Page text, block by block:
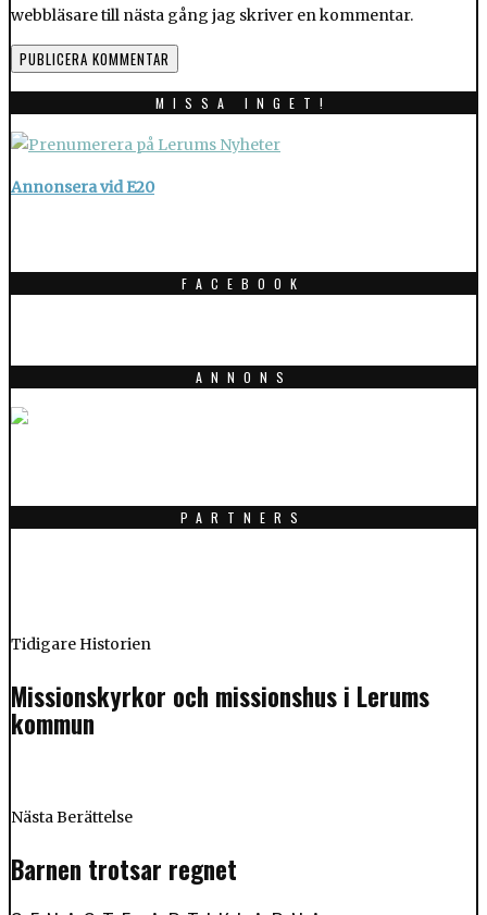
webbläsare till nästa gång jag skriver en kommentar.
MISSA INGET!
Annonsera vid E20
FACEBOOK
ANNONS
PARTNERS
Tidigare Historien
Missionskyrkor och missionshus i Lerums
kommun
Nästa Berättelse
Barnen trotsar regnet